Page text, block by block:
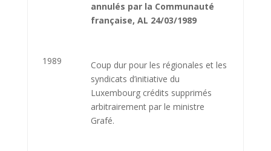
1989
annulés par la Communauté
française, AL 24/03/1989
Coup dur pour les régionales et les
syndicats d’initiative du
Luxembourg crédits supprimés
arbitrairement par le ministre
Grafé.